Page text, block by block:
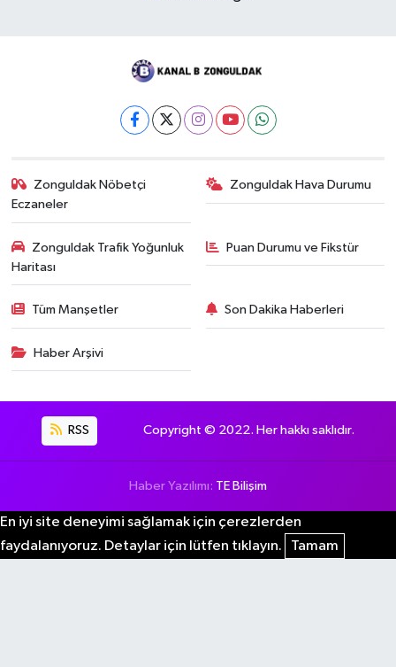
Zonguldak Nöbetçi
Eczaneler
Zonguldak Hava Durumu
Zonguldak Trafik Yoğunluk
Haritası
Puan Durumu ve Fikstür
Tüm Manşetler Son Dakika Haberleri
Haber Arşivi
RSS Copyright © 2022. Her hakkı saklıdır.
Haber Yazılımı: TE Bilişim
En iyi site deneyimi sağlamak için çerezlerden
faydalanıyoruz. Detaylar için lütfen tıklayın.
Tamam